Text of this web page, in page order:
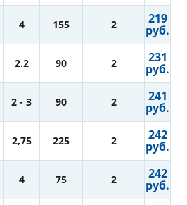
4 155 2 219
руб.
2.2 90 2 231
руб.
2 - 3 90 2 241
руб.
2,75 225 2 242
руб.
4 75 2 242
руб.